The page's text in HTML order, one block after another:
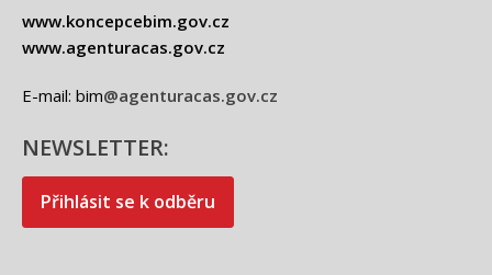
www.koncepcebim.gov.cz
www.agenturacas.gov.cz
E-mail: bim@agenturacas.gov.cz
NEWSLETTER:
Přihlásit se k odběru